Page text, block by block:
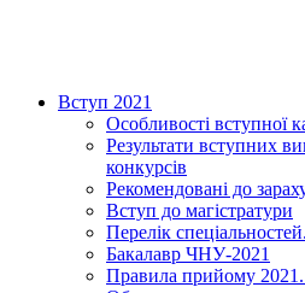
Вступ 2021
Особливості вступної
Результати вступних
конкурсів
Рекомендовані до
Вступ до магістратури
Перелік
Бакалавр ЧНУ-2021
Правила прийому 2021.